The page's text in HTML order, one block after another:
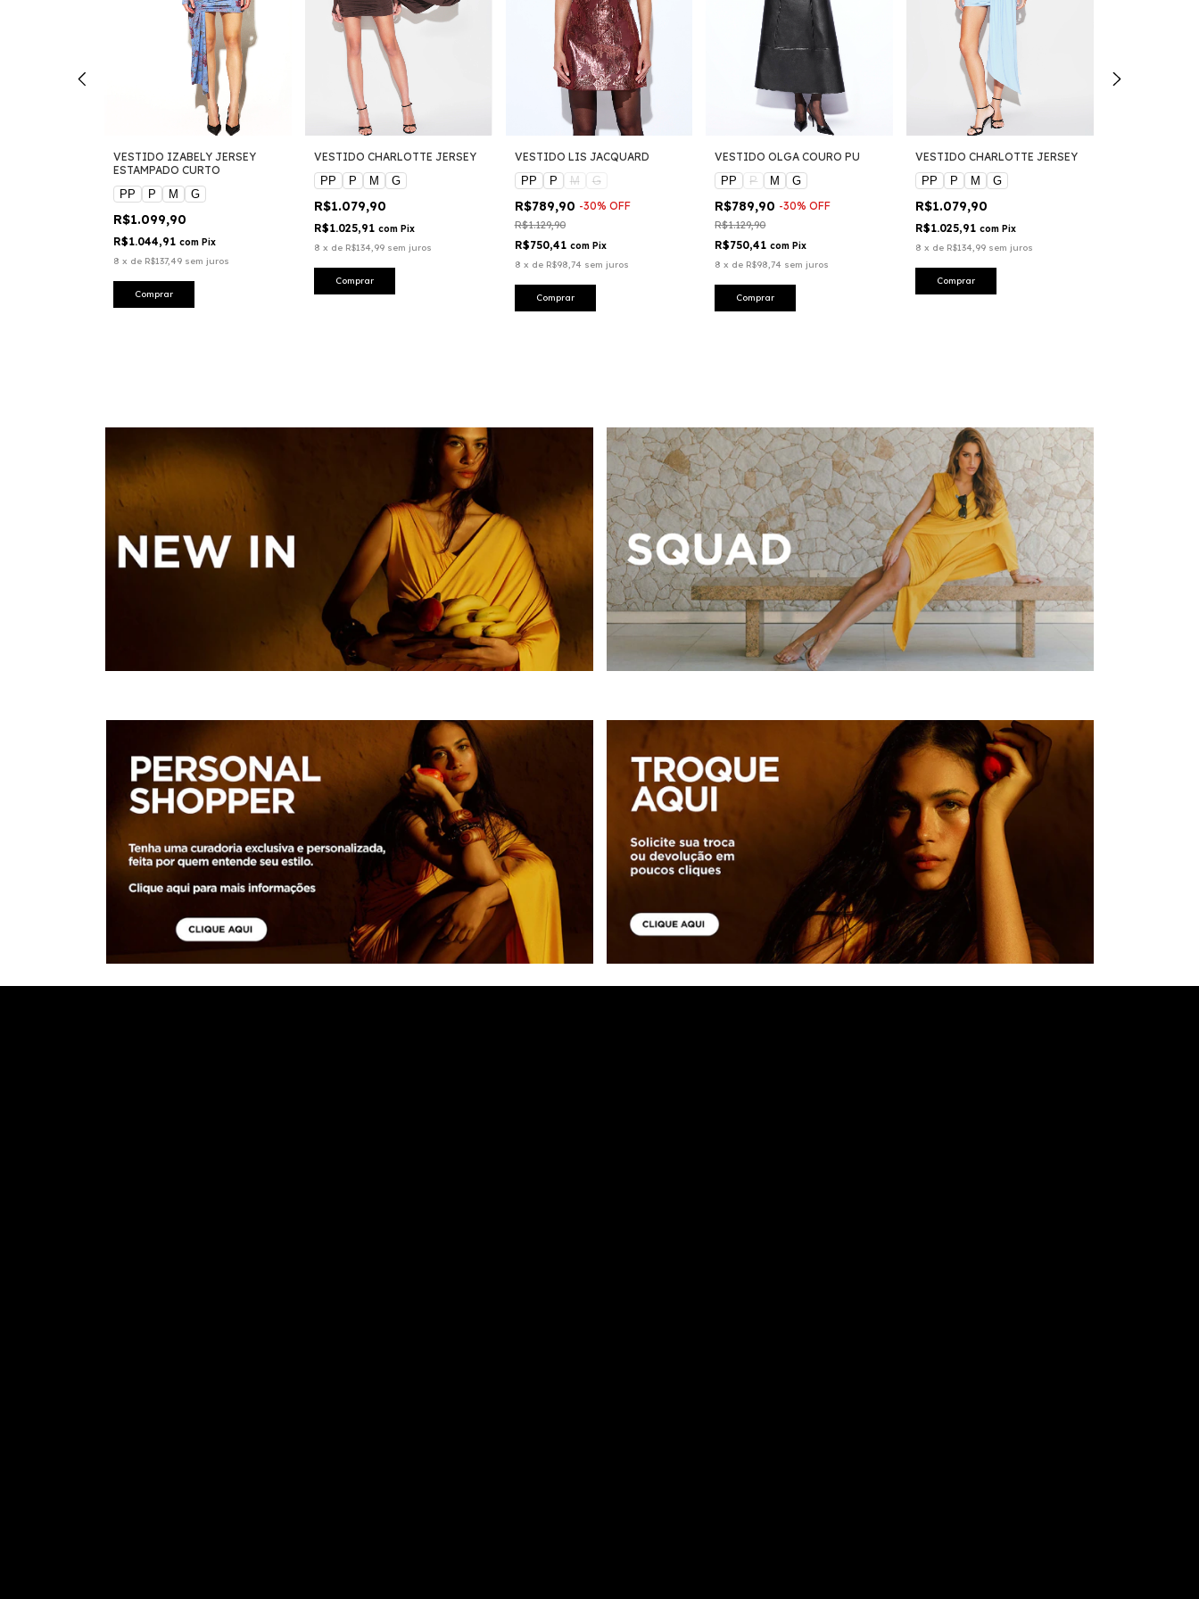
VESTIDO IZABELY JERSEY
ESTAMPADO CURTO
PP
P M G
R$1.099,90
R$1.044,91 com Pix
8 x de R$137,49 sem juros
Comprar
VESTIDO CHARLOTTE JERSEY
PP
P M G
R$1.079,90
R$1.025,91 com Pix
8 x de R$134,99 sem juros
Comprar
VESTIDO LIS JACQUARD
PP
P M G
R$789,90 -30% OFF
R$1.129,90
R$750,41 com Pix
8 x de R$98,74 sem juros
Comprar
VESTIDO OLGA COURO PU
PP
P M G
R$789,90 -30%OFF
R$1.129,90
R$750,41com Pix
8 x de R$98,74 sem juros
Comprar
VESTIDO CHARLOTTE JERSEY
PP
P M G
R$1.079,90
R$1.025,91com Pix
8 x de R$134,99 sem juros
Comprar